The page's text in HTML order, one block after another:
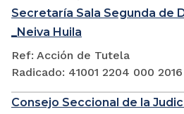
Secretaría Sala Segunda de
_Neiva Huila
Ref: Acción de Tutela
Radicado: 41001 2204 000
Consejo Seccional de la